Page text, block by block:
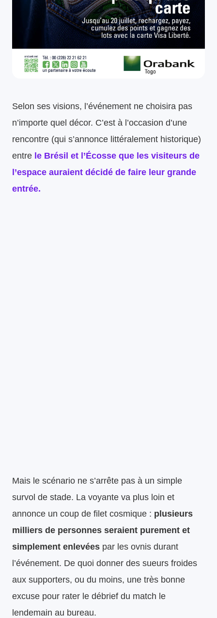
Selon ses visions, l’événement ne choisira pas
n’importe quel décor. C’est à l’occasion d’une
rencontre (qui s’annonce littéralement historique)
entre le Brésil et l’Écosse que les visiteurs de
l’espace auraient décidé de faire leur grande
entrée.
Mais le scénario ne s’arrête pas à un simple
survol de stade. La voyante va plus loin et
annonce un coup de filet cosmique : plusieurs
milliers de personnes seraient purement et
simplement enlevées par les ovnis durant
l’événement. De quoi donner des sueurs froides
aux supporters, ou du moins, une très bonne
excuse pour rater le débrief du match le
lendemain au bureau.